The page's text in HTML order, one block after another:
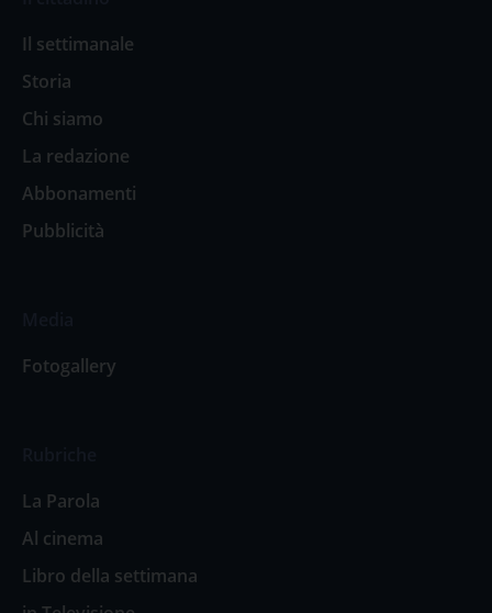
Il settimanale
Storia
Chi siamo
La redazione
Abbonamenti
Pubblicità
Fotogallery
La Parola
Al cinema
Libro della settimana